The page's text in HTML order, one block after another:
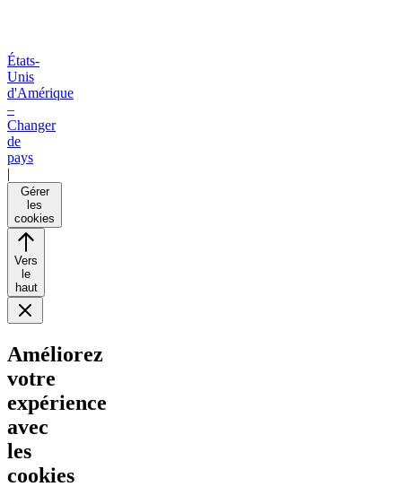
États-
Unis
d'Amérique
–
Changer
de
pays
|
Gérer
les
cookies
Vers
le
haut
Améliorez
votre
expérience
avec
les
cookies